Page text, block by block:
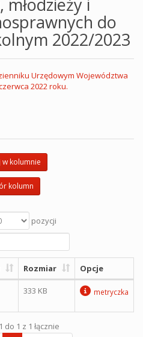
i
do
2022/2023
Urzędowym Województwa
2022 roku.
w kolumnie
kolumn
pozycji
Rozmiar Opcje
333 KB metryczka
do 1 z 1 łącznie